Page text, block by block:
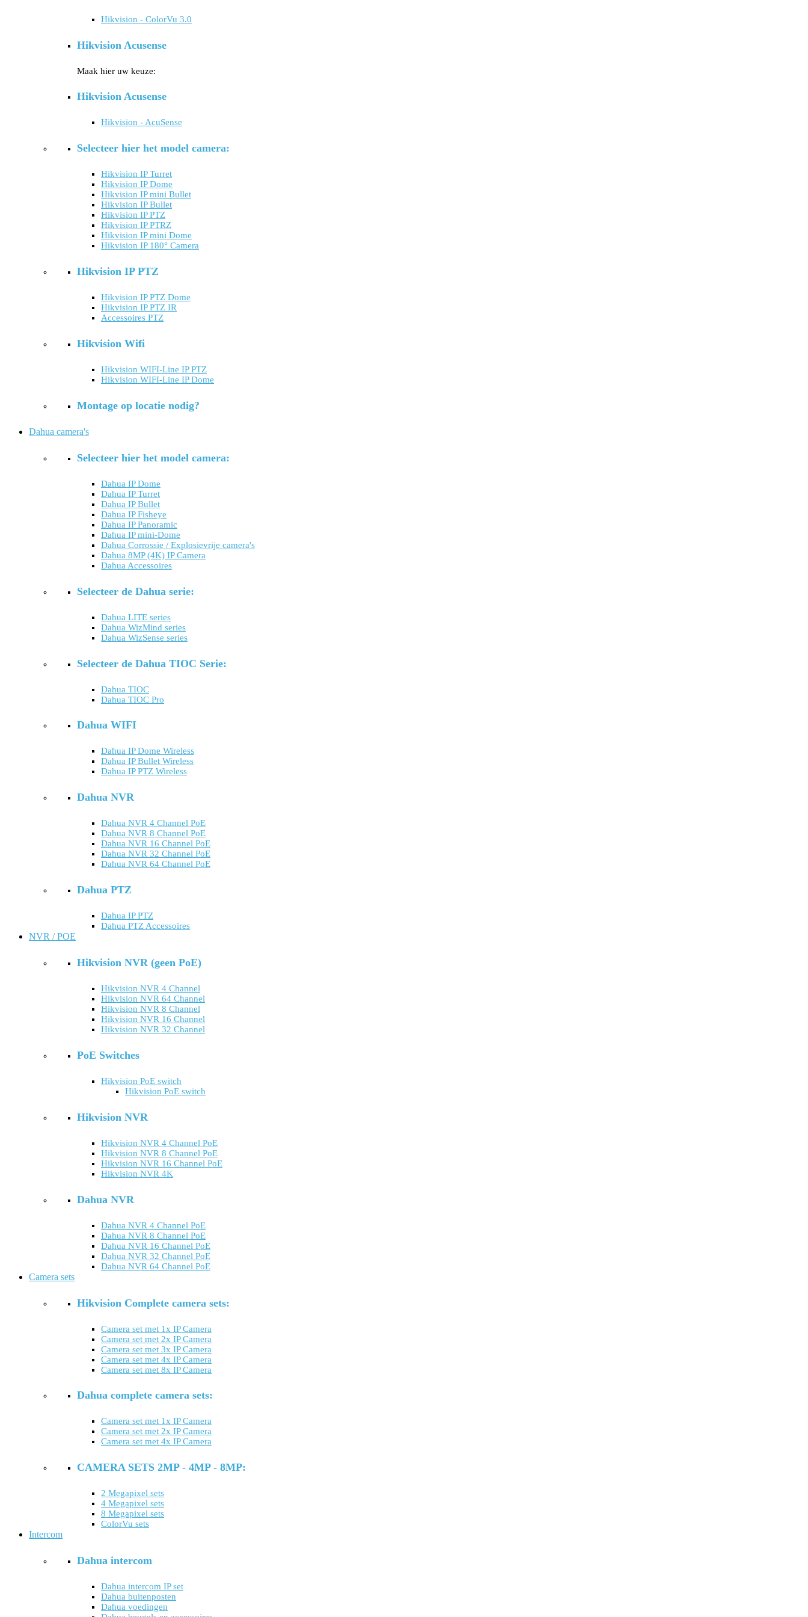
Hikvision - ColorVu 3.0
Hikvision Acusense
Maak hier uw keuze:
Hikvision Acusense
Hikvision - AcuSense
Selecteer hier het model camera:
Hikvision IP Turret
Hikvision IP Dome
Hikvision IP mini Bullet
Hikvision IP Bullet
Hikvision IP PTZ
Hikvision IP PTRZ
Hikvision IP mini Dome
Hikvision IP 180° Camera
Hikvision IP PTZ
Hikvision IP PTZ Dome
Hikvision IP PTZ IR
Accessoires PTZ
Hikvision Wifi
Hikvision WIFI-Line IP PTZ
Hikvision WIFI-Line IP Dome
Montage op locatie nodig?
Dahua camera's
Selecteer hier het model camera:
Dahua IP Dome
Dahua IP Turret
Dahua IP Bullet
Dahua IP Fisheye
Dahua IP Panoramic
Dahua IP mini-Dome
Dahua Corrossie / Explosievrije camera's
Dahua 8MP (4K) IP Camera
Dahua Accessoires
Selecteer de Dahua serie:
Dahua LITE series
Dahua WizMind series
Dahua WizSense series
Selecteer de Dahua TIOC Serie:
Dahua TIOC
Dahua TIOC Pro
Dahua WIFI
Dahua IP Dome Wireless
Dahua IP Bullet Wireless
Dahua IP PTZ Wireless
Dahua NVR
Dahua NVR 4 Channel PoE
Dahua NVR 8 Channel PoE
Dahua NVR 16 Channel PoE
Dahua NVR 32 Channel PoE
Dahua NVR 64 Channel PoE
Dahua PTZ
Dahua IP PTZ
Dahua PTZ Accessoires
NVR / POE
Hikvision NVR (geen PoE)
Hikvision NVR 4 Channel
Hikvision NVR 64 Channel
Hikvision NVR 8 Channel
Hikvision NVR 16 Channel
Hikvision NVR 32 Channel
PoE Switches
Hikvision PoE switch
Hikvision PoE switch
Hikvision NVR
Hikvision NVR 4 Channel PoE
Hikvision NVR 8 Channel PoE
Hikvision NVR 16 Channel PoE
Hikvision NVR 4K
Dahua NVR
Dahua NVR 4 Channel PoE
Dahua NVR 8 Channel PoE
Dahua NVR 16 Channel PoE
Dahua NVR 32 Channel PoE
Dahua NVR 64 Channel PoE
Camera sets
Hikvision Complete camera sets:
Camera set met 1x IP Camera
Camera set met 2x IP Camera
Camera set met 3x IP Camera
Camera set met 4x IP Camera
Camera set met 8x IP Camera
Dahua complete camera sets:
Camera set met 1x IP Camera
Camera set met 2x IP Camera
Camera set met 4x IP Camera
CAMERA SETS 2MP - 4MP - 8MP:
2 Megapixel sets
4 Megapixel sets
8 Megapixel sets
ColorVu sets
Intercom
Dahua intercom
Dahua intercom IP set
Dahua buitenposten
Dahua voedingen